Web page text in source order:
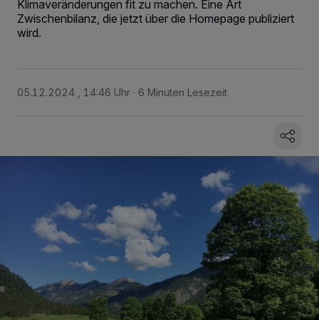
Klimaveränderungen fit zu machen. Eine Art
Zwischenbilanz, die jetzt über die Homepage publiziert
wird.
05.12.2024 , 14:46 Uhr 6 Minuten Lesezeit